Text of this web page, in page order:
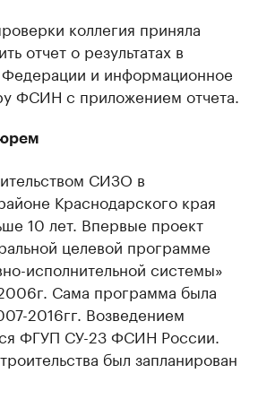
коллегия приняла
отчет о результатах в
и информационное
ФСИН с приложением отчета.
СИЗО в
Краснодарского края
10 лет. Впервые проект
целевой программе
исполнительной системы»
Сама программа была
2016гг. Возведением
ФГУП СУ-23 ФСИН России.
был запланирован